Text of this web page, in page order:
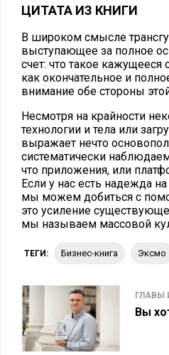
ЦИТАТА ИЗ КНИГИ
В широком смысле
выступающее за полное
счет: что такое кажущееся
как окончательное и
внимание обе стороны
Несмотря на крайности
технологии и тела или
выражает нечто
систематически
что приложения, или
Если у нас есть надежда
мы можем добиться с
это усиление
мы называем массовой
ТЕГИ: бизнес-книга Эксмо
ГЛАВЫ
Вы